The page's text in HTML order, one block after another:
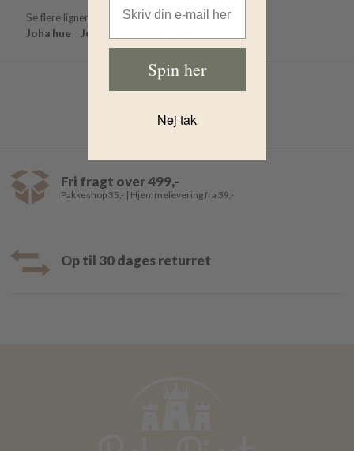
Se flere lignende produkter her:
Joha hue
Joha
Fri fragt over 499,-
Pakkeshop 35,- | Hjemmelevering fra 39,-
Op til 30 dages returret
Spin her
Nej tak